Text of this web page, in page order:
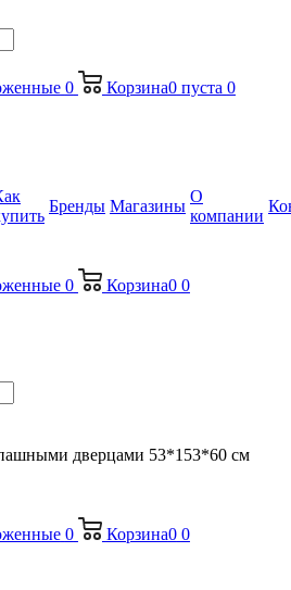
0 Корзина0 пуста 0
Бренды Магазины
О
компании
0 Корзина0 0
дверцами 53*153*60 см
0 Корзина0 0